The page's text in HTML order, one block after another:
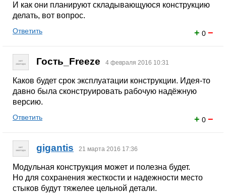
И как они планируют складывающуюся конструкцию
делать, вот вопрос.
+ 0 −
Ответить
Гость_Freeze 4 февраля 2016 10:31
Каков будет срок эксплуатации конструкции. Идея-то
давно была сконструировать рабочую надёжную
версию.
+ 0 −
Ответить
gigantis 21 марта 2016 17:36
Модульная конструкция может и полезна будет.
Но для сохранения жесткости и надежности место
стыков будут тяжелее цельной детали.